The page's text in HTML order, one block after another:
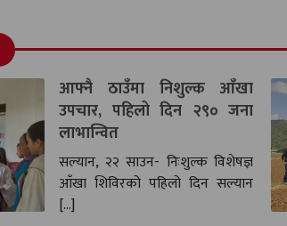
आफ्नै ठाउँमा निशुल्क आँखा
उपचार, पहिलो दिन २९० जना
लाभान्वित
सल्यान, २२ साउन- निःशुल्क विशेषज्ञ
आँखा शिविरको पहिलो दिन सल्यान
[…]